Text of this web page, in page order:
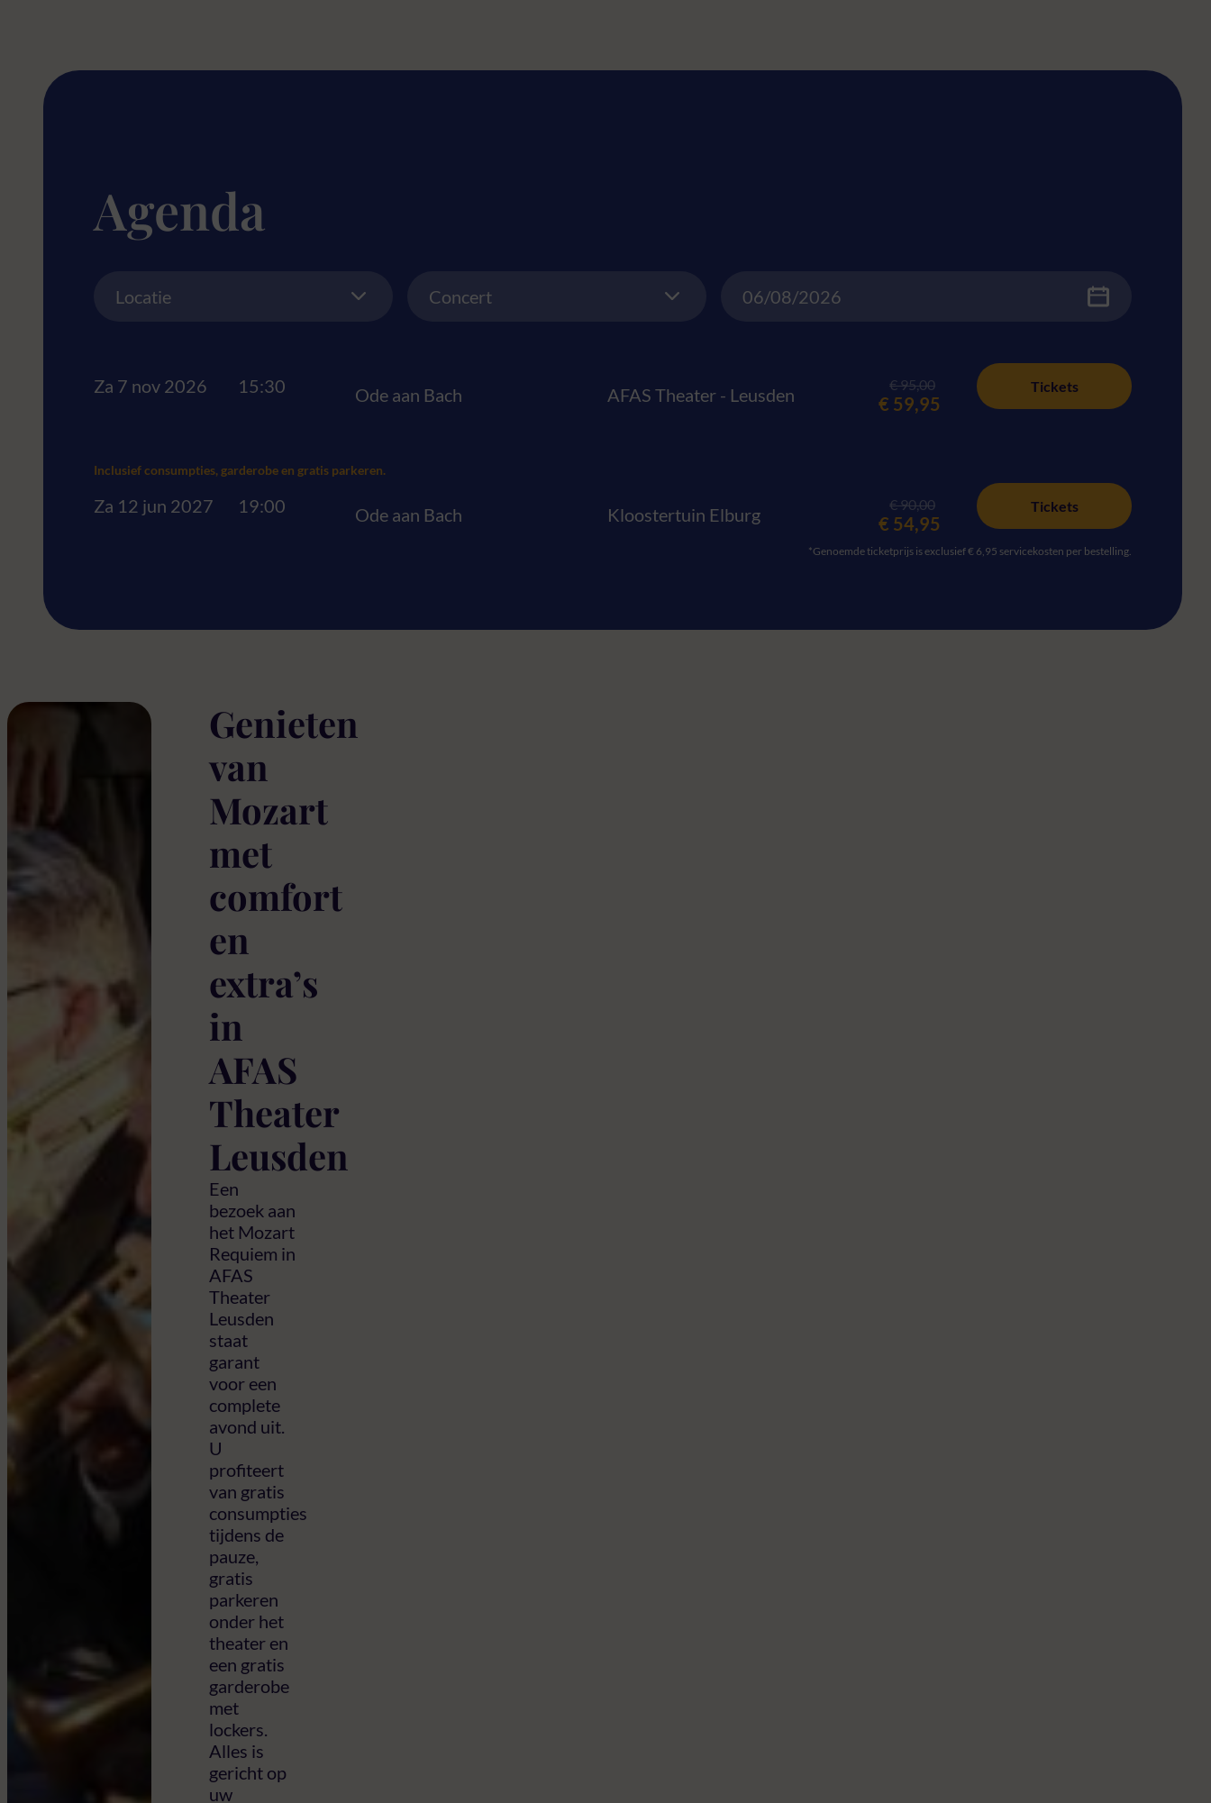
Agenda
Locatie Concert
Za 7 nov 2026 15:30 Ode aan Bach AFAS Theater - Leusden € 95,00
€ 59,95
Tickets
Inclusief consumpties, garderobe en gratis parkeren.
Za 12 jun 2027 19:00 Ode aan Bach Kloostertuin Elburg € 90,00
€ 54,95
Tickets
*Genoemde ticketprijs is exclusief € 6,95 servicekosten per bestelling.
Genieten
van
Mozart
met
comfort
en
extra’s
in
AFAS
Theater
Leusden
Een
bezoek aan
het Mozart
Requiem in
AFAS
Theater
Leusden
staat
garant
voor een
complete
avond uit.
U
profiteert
van gratis
consumpties
tijdens de
pauze,
gratis
parkeren
onder het
theater en
een gratis
garderobe
met
lockers.
Alles is
gericht op
uw